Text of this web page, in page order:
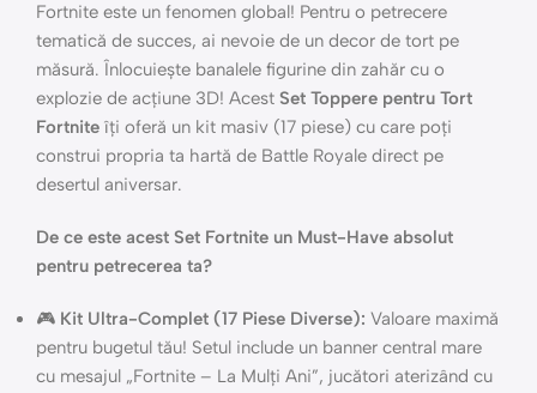
Fortnite este un fenomen global! Pentru o petrecere
tematică de succes, ai nevoie de un decor de tort pe
măsură. Înlocuiește banalele figurine din zahăr cu o
explozie de acțiune 3D! Acest Set Toppere pentru Tort
Fortnite îți oferă un kit masiv (17 piese) cu care poți
construi propria ta hartă de Battle Royale direct pe
desertul aniversar.
De ce este acest Set Fortnite un Must-Have absolut
pentru petrecerea ta?
🎮 Kit Ultra-Complet (17 Piese Diverse): Valoare maximă
pentru bugetul tău! Setul include un banner central mare
cu mesajul „Fortnite – La Mulți Ani”, jucători aterizând cu